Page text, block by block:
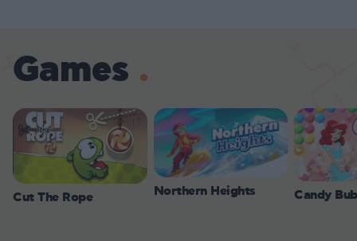
Games
Cut The Rope Northern Heights Candy